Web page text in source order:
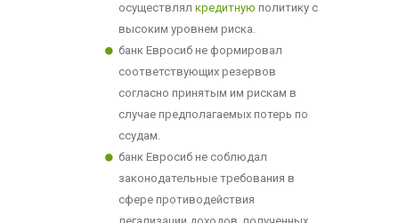
осуществлял кредитную политику с
высоким уровнем риска.
банк Евросиб не формировал
соответствующих резервов
согласно принятым им рискам в
случае предполагаемых потерь по
ссудам.
банк Евросиб не соблюдал
законодательные требования в
сфере противодействия